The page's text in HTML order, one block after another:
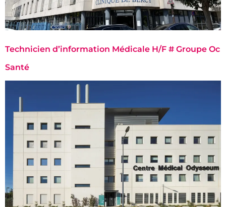
Technicien d’information Médicale H/F # Groupe Oc
Santé